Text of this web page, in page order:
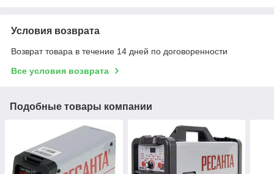
Условия возврата
Возврат товара в течение 14 дней по договоренности
Все условия возврата
Подобные товары компании